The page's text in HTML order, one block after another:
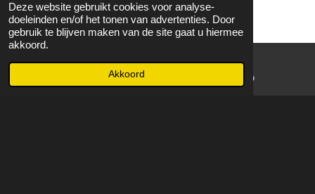
Deze website gebruikt cookies voor analyse-
doeleinden en/of het tonen van advertenties. Door
gebruik te blijven maken van de site gaat u hiermee
akkoord.
Akkoord WhatsApp